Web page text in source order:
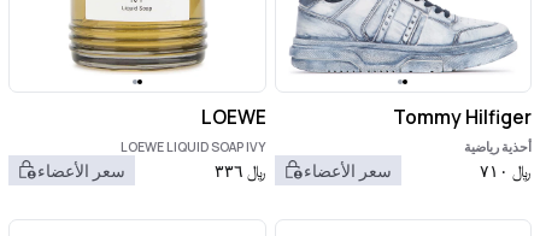
Tommy Hilfiger
أحذية رياضية
﷼ ٧١٠ سعر الأعضاء
LOEWE
LOEWE LIQUID SOAP IVY
﷼ ٣٣٦ سعر الأعضاء